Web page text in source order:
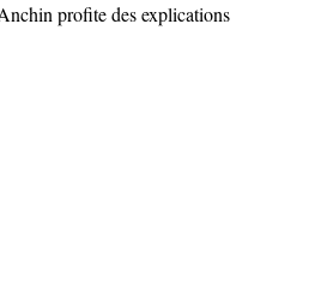
profite des explications